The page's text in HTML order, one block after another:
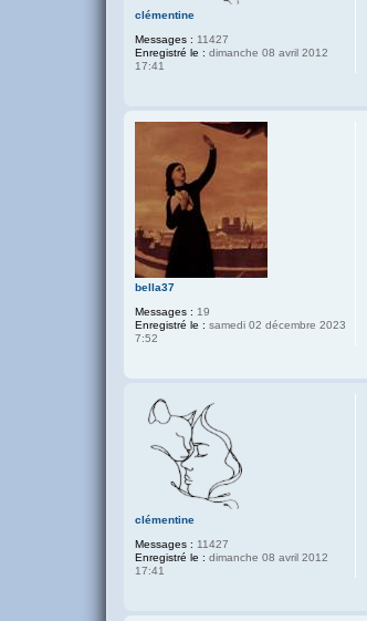
clémentine
Messages : 11427
Enregistré le : dimanche 08 avril 2012
17:41
bella37
Messages : 19
Enregistré le : samedi 02 décembre 2023
7:52
clémentine
Messages : 11427
Enregistré le : dimanche 08 avril 2012
17:41